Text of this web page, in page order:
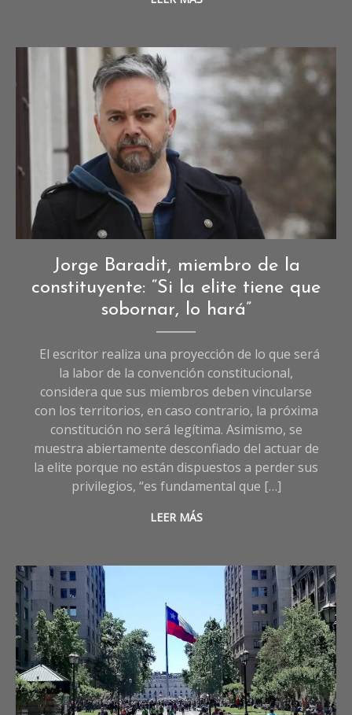
Entrevistas,
Entrevistas
de
Sociedad
Jorge Baradit, miembro de la
constituyente: “Si la elite tiene que
sobornar, lo hará”
El escritor realiza una proyección de lo que será
la labor de la convención constitucional,
considera que sus miembros deben vincularse
con los territorios, en caso contrario, la próxima
constitución no será legítima. Asimismo, se
muestra abiertamente desconfiado del actuar de
la elite porque no están dispuestos a perder sus
privilegios, “es fundamental que […]
LEER MÁS